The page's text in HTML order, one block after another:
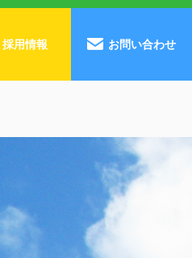
採用情報 お問い合わせ